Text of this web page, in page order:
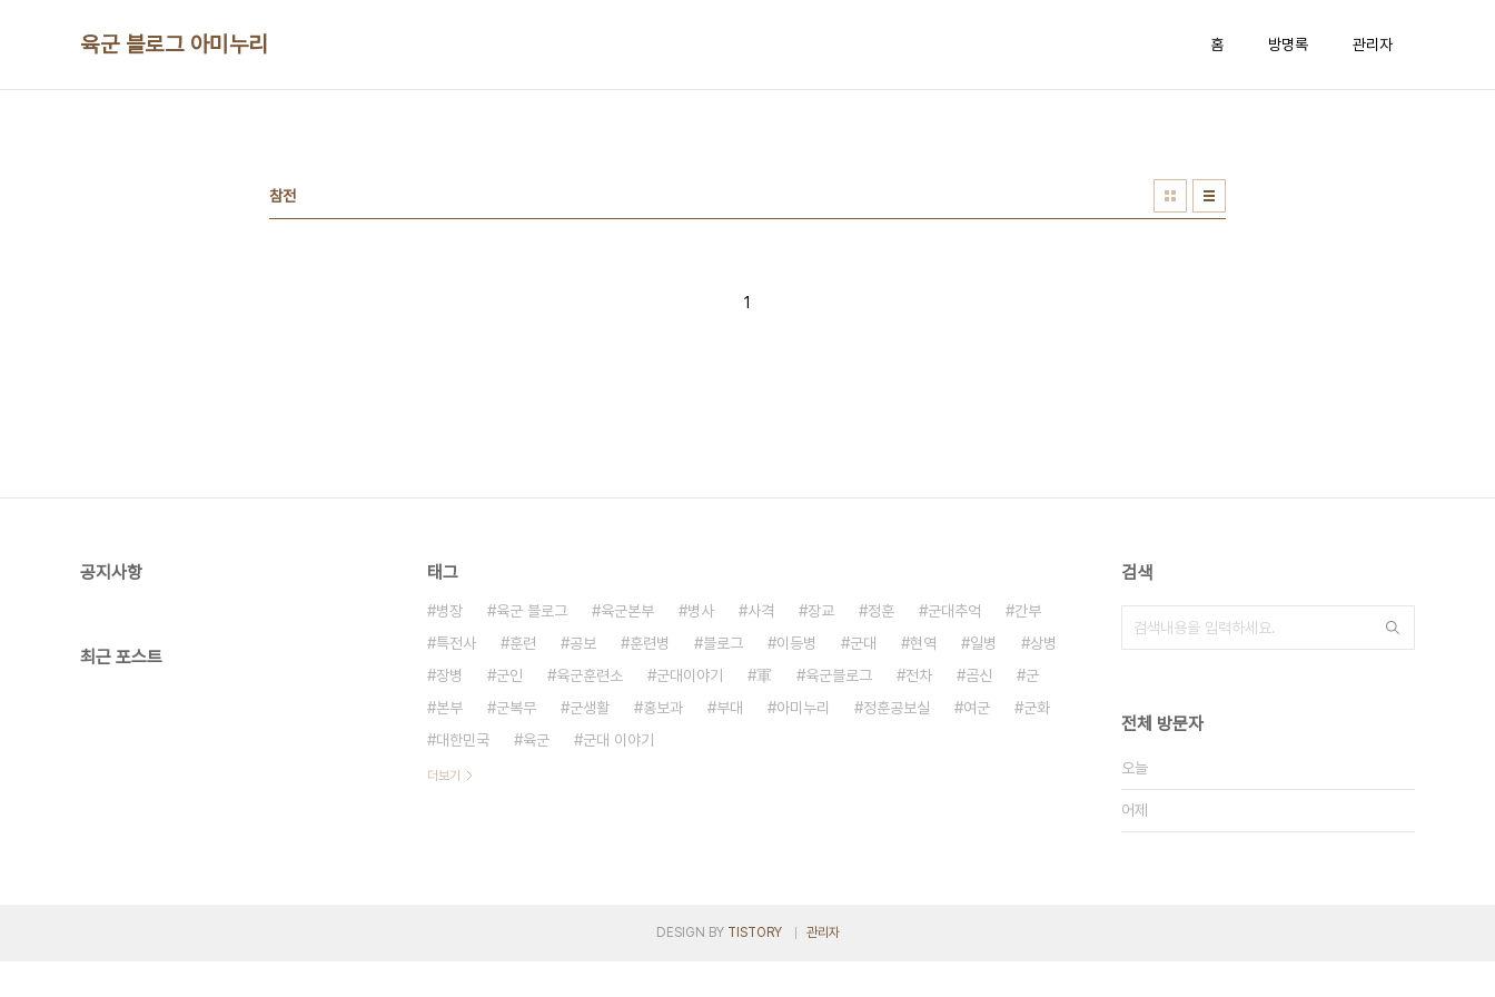
육군 블로그 아미누리 홈 방명록 관리자
참전
1
공지사항
최근 포스트
태그
병장 육군 블로그 육군본부 병사 사격 장교 정훈 군대추억
간부
특전사
훈련 공보 훈련병 블로그 이등병 군대 현역 일병
상병
장병
군인 육군훈련소 군대이야기 軍 육군블로그 전차 곰신
군
본부
군복무 군생활 홍보과 부대 아미누리 정훈공보실 여군
군화
대한민국
육군 군대 이야기
더보기
검색
전체 방문자
오늘
어제
DESIGN BY TISTORY 관리자